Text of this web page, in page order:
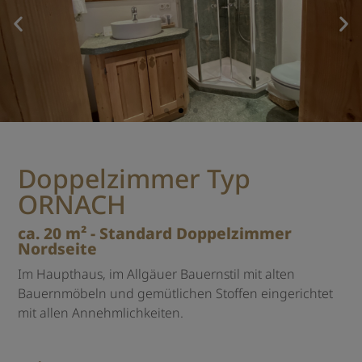
Doppelzimmer Typ
ORNACH
ca. 20 m² - Standard Doppelzimmer
Nordseite
Im Haupthaus, im Allgäuer Bauernstil mit alten
Bauernmöbeln und gemütlichen Stoffen eingerichtet
mit allen Annehmlichkeiten.